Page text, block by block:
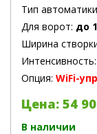
Тип
Для ворот: до
Ширина
Интенсивность:
Опция: WiFi-
Цена: 54
В наличии